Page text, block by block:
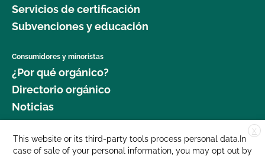
Servicios de certificación
Subvenciones y educación
Consumidores y minoristas
¿Por qué orgánico?
Directorio orgánico
Noticias
Donar
Carreras profesionales
X
This website or its third-party tools process personal data.In
case of sale of your personal information, you may opt out by